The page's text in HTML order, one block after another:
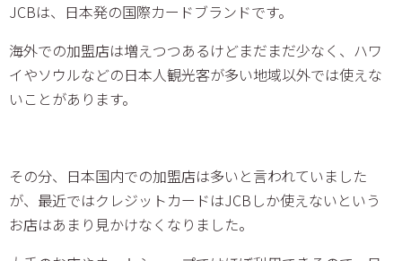
JCBは、日本発の国際カードブランドです。
海外での加盟店は増えつつあるけどまだまだ少なく、ハワ
イやソウルなどの日本人観光客が多い地域以外では使えな
いことがあります。
その分、日本国内での加盟店は多いと言われていました
が、最近ではクレジットカードはJCBしか使えないという
お店はあまり見かけなくなりました。